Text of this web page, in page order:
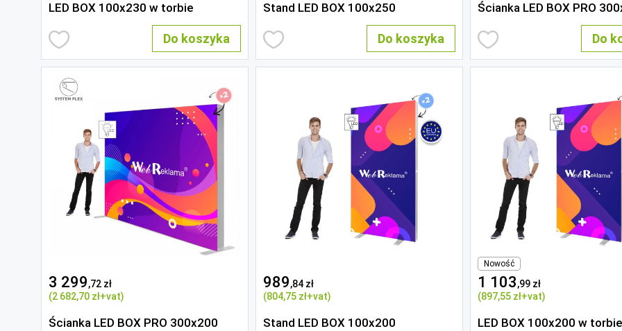
LED BOX 100x230 w torbie
Do koszyka
Stand LED BOX 100x250
Do koszyka
Ścianka LED BOX PRO
Do
3 299,72 zł
(2 682,70 zł+vat)
Ścianka LED BOX PRO 300x200
989,84 zł
(804,75 zł+vat)
Stand LED BOX 100x200
Nowość
1 103,99 zł
(897,55 zł+vat)
LED BOX 100x200 w torbie